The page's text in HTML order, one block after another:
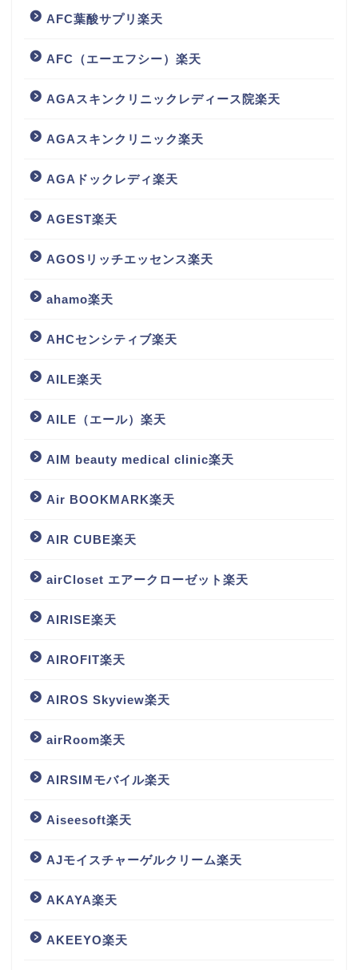
AFC葉酸サプリ楽天
AFC（エーエフシー）楽天
AGAスキンクリニックレディース院楽天
AGAスキンクリニック楽天
AGAドックレディ楽天
AGEST楽天
AGOSリッチエッセンス楽天
ahamo楽天
AHCセンシティブ楽天
AILE楽天
AILE（エール）楽天
AIM beauty medical clinic楽天
Air BOOKMARK楽天
AIR CUBE楽天
airCloset エアークローゼット楽天
AIRISE楽天
AIROFIT楽天
AIROS Skyview楽天
airRoom楽天
AIRSIMモバイル楽天
Aiseesoft楽天
AJモイスチャーゲルクリーム楽天
AKAYA楽天
AKEEYO楽天